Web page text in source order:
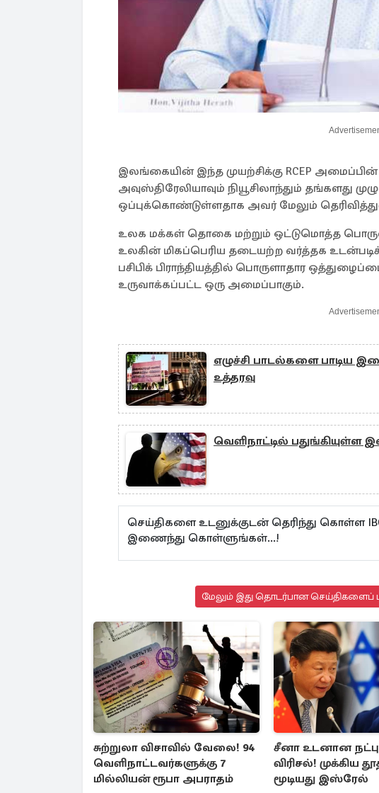
இலங்கையின் இந்த முயற்சிக்கு RCEP அமைப்பின்
அவுஸ்திரேலியாவும் நியூசிலாந்தும் தங்களது
ஒப்புக்கொண்டுள்ளதாக அவர் மேலும்
உலக மக்கள் தொகை மற்றும் ஒட்டுமொத்த
உலகின் மிகப்பெரிய தடையற்ற வர்த்தக
பசிபிக் பிராந்தியத்தில் பொருளாதார
உருவாக்கப்பட்ட ஒரு அமைப்பாகும்.
எழுச்சி பாடல்களை பாடிய
உத்தரவு
வெளிநாட்டில்
செய்திகளை உடனுக்குடன் தெரிந்து கொள்ள
இணைந்து கொள்ளுங்கள்...!
மேலும் இது தொடர்பான செய்திகளைப்
சுற்றுலா விசாவில் வேலை! 94
வெளிநாட்டவர்களுக்கு 7
மில்லியன் ரூபா அபராதம்
சீனா உடனான
விரிசல்! முக்கிய
மூடியது இஸ்ரேல்